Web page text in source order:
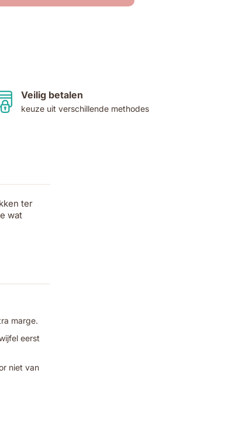
Veilig betalen
keuze uit verschillende methodes
ter
wat
marge.
eerst
niet van